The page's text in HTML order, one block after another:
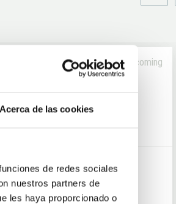
Acerca de las cookies
de redes sociales
nuestros partners de
les haya proporcionado o
14
Upcoming
2026